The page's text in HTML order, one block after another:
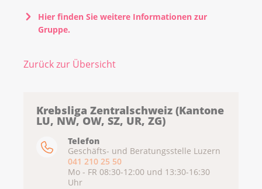
Hier finden Sie weitere Informationen zur
Gruppe.
Zurück zur Übersicht
Krebsliga Zentralschweiz (Kantone
LU, NW, OW, SZ, UR, ZG)
Telefon
Geschäfts- und Beratungsstelle Luzern
041 210 25 50
Mo - FR 08:30-12:00 und 13:30-16:30
Uhr